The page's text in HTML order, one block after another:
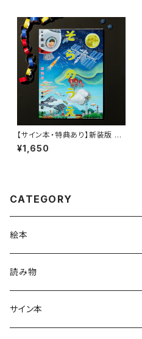
【サイン本・特典あり】新装版 そ
らのうえ うみのそこ
¥1,650
CATEGORY
絵本
グラニフのえほん
大人の絵本
読み物
ホントのコイズミさん
サイン本